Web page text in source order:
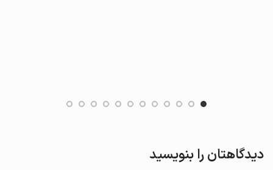
دیدگاهتان را بنویسید